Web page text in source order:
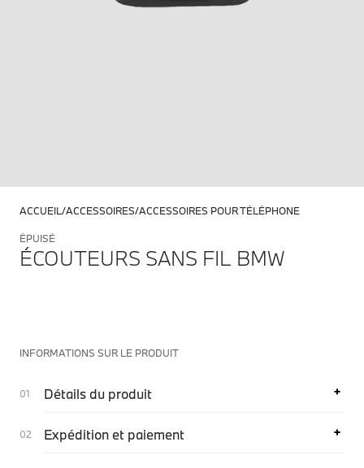
ACCUEIL ACCESSOIRES ACCESSOIRES POUR TÉLÉPHONE
ÉPUISÉ
ÉCOUTEURS SANS FIL BMW
INFORMATIONS SUR LE PRODUIT
Détails du produit
Expédition et paiement